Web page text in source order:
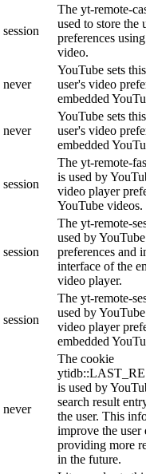
session
The yt-remote-
used to store the
preferences
video.
never
YouTube sets
user's video
embedded
never
YouTube sets
user's video
embedded
session
The yt-remote-
is used by
video player
YouTube videos.
session
The yt-remote-
used by
preferences and
interface of the
video player.
session
The yt-remote-
used by
video player
embedded
never
The cookie
is used by
search result
the user. This
improve the user
providing more
in the future.